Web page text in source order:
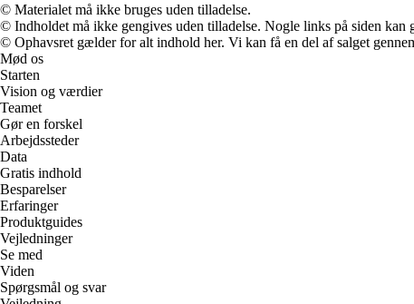
© Materialet må ikke bruges uden tilladelse.
© Indholdet må ikke gengives uden tilladelse. Nogle links på siden kan
© Ophavsret gælder for alt indhold her. Vi kan få en del af salget
Mød os
Starten
Vision og værdier
Teamet
Gør en forskel
Arbejdssteder
Data
Gratis indhold
Besparelser
Erfaringer
Produktguides
Vejledninger
Se med
Viden
Spørgsmål og svar